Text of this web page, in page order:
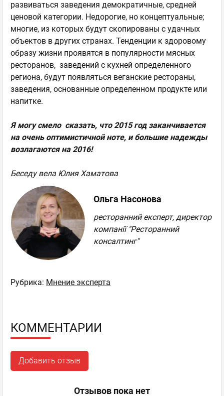
развиваться заведения демократичные, средней
ценовой категории. Недорогие, но концептуальные;
многие, из которых будут скопированы с удачных
объектов в других странах. Тенденции к здоровому
образу жизни проявятся в популярности мясных
ресторанов, заведений с кухней определенного
региона, будут появляться веганские рестораны,
заведения, основанные определенном продукте или
напитке.
Я могу смело сказать, что 2015 год заканчивается
на очень оптимистичной ноте, и большие надежды
возлагаются на 2016!
Беседу вела Юлия Хаматова
Ольга Насонова
ресторанний експерт, директор
компанії "Ресторанний
консалтинг"
Рубрика: Мнение эксперта
КОММЕНТАРИИ
Добавить отзыв
Отзывов пока нет